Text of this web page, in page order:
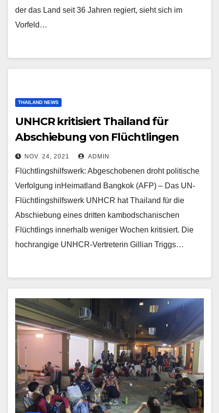
der das Land seit 36 ​​Jahren regiert, sieht sich im
Vorfeld…
THAILAND NEWS
UNHCR kritisiert Thailand für
Abschiebung von Flüchtlingen
nach Kambodscha
NOV. 24, 2021 ADMIN
Flüchtlingshilfswerk: Abgeschobenen droht politische
Verfolgung inHeimatland Bangkok (AFP) – Das UN-
Flüchtlingshilfswerk UNHCR hat Thailand für die
Abschiebung eines dritten kambodschanischen
Flüchtlings innerhalb weniger Wochen kritisiert. Die
hochrangige UNHCR-Vertreterin Gillian Triggs…